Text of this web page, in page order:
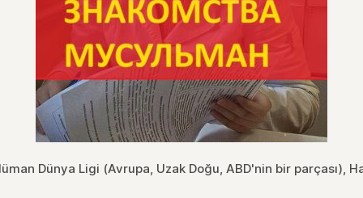
Dünya Ligi (Avrupa, Uzak Doğu, ABD'nin bir parçası),